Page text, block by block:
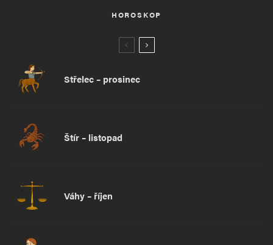
HOROSKOP
Střelec – prosinec
Štír – listopad
Váhy – říjen